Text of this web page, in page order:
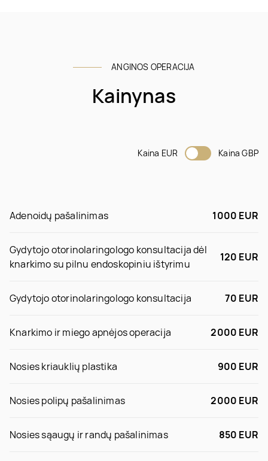
ANGINOS OPERACIJA
Kainynas
Kaina EUR Kaina GBP
Adenoidų pašalinimas 1000 EUR
Gydytojo otorinolaringologo konsultacija dėl
knarkimo su pilnu endoskopiniu ištyrimu
120 EUR
Gydytojo otorinolaringologo konsultacija 70 EUR
Knarkimo ir miego apnėjos operacija 2000 EUR
Nosies kriauklių plastika 900 EUR
Nosies polipų pašalinimas 2000 EUR
Nosies sąaugų ir randų pašalinimas 850 EUR